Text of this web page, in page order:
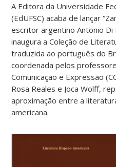
A Editora da Universidade
(EdUFSC) acaba de lançar
escritor argentino Antonio
inaugura a Coleção de
traduzida ao português do
coordenada pelos
Comunicação e Expressão
Rosa Reales e Joca Wolff,
aproximação entre a
americana.